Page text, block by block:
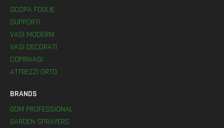
SCOPA FOGLIE
SUPPORTI
VASI MODERNI
VASI DECORATI
COPRIVASI
ATTREZZI ORTO
BRANDS
GDM PROFESSIONAL
GARDEN SPRAYERS